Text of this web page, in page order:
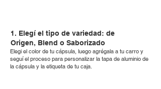
1. Elegí el tipo de variedad: de
Origen, Blend o Saborizado
Elegi el color de tu cápsula, luego agrégala a tu carro y
seguí el proceso para personalizar la tapa de aluminio de
la cápsula y la etiqueta de tu caja.